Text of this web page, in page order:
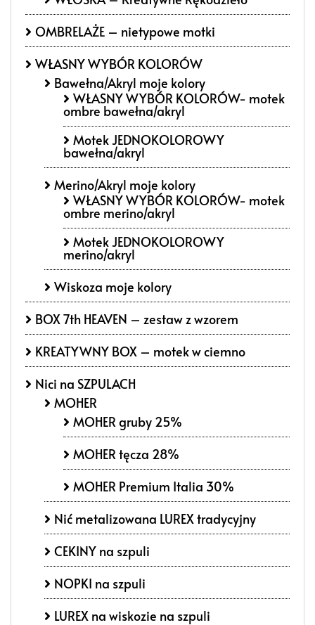
OMBRELAŻE – nietypowe motki
WŁASNY WYBÓR KOLORÓW
Bawełna/Akryl moje kolory
WŁASNY WYBÓR KOLORÓW- motek
ombre bawełna/akryl
Motek JEDNOKOLOROWY
bawełna/akryl
Merino/Akryl moje kolory
WŁASNY WYBÓR KOLORÓW- motek
ombre merino/akryl
Motek JEDNOKOLOROWY
merino/akryl
Wiskoza moje kolory
BOX 7th HEAVEN – zestaw z wzorem
KREATYWNY BOX – motek w ciemno
Nici na SZPULACH
MOHER
MOHER gruby 25%
MOHER tęcza 28%
MOHER Premium Italia 30%
Nić metalizowana LUREX tradycyjny
CEKINY na szpuli
NOPKI na szpuli
LUREX na wiskozie na szpuli